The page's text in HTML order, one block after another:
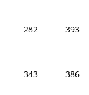
282 393
343 386